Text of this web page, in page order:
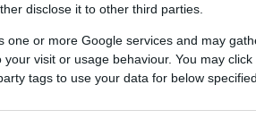
disclose it to other third parties.
one or more Google services and may
visit or usage behaviour. You may
tags to use your data for below
ευρωβουλευτής μετά